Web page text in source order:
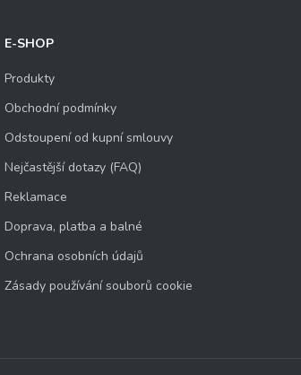
E-SHOP
Produkty
Obchodní podmínky
Odstoupení od kupní smlouvy
Nejčastější dotazy (FAQ)
Reklamace
Doprava, platba a balné
Ochrana osobních údajů
Zásady používání souborů cookie